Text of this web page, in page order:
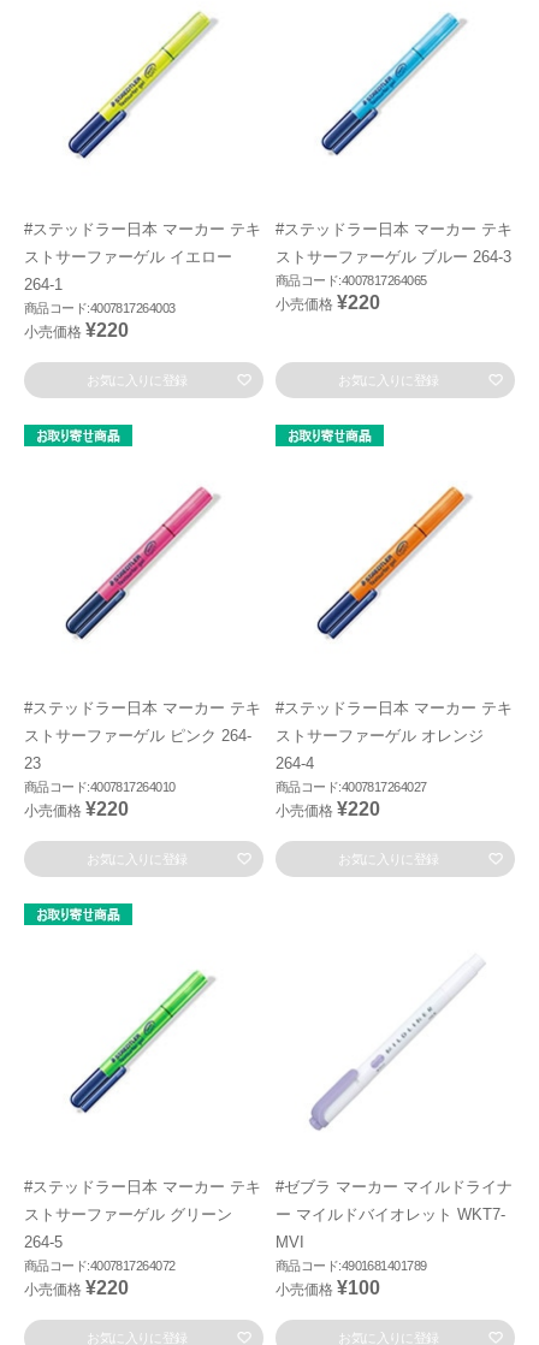
#ステッドラー日本 マーカー テキ
ストサーファーゲル イエロー
264-1
商品コード:4007817264003
小売価格 ¥220
お気に入りに登録
#ステッドラー日本 マーカー テキ
ストサーファーゲル ブルー 264-3
商品コード:4007817264065
小売価格 ¥220
お気に入りに登録
#ステッドラー日本 マーカー テキ
ストサーファーゲル ピンク 264-
23
商品コード:4007817264010
小売価格 ¥220
お気に入りに登録
#ステッドラー日本 マーカー テキ
ストサーファーゲル オレンジ
264-4
商品コード:4007817264027
小売価格 ¥220
お気に入りに登録
#ステッドラー日本 マーカー テキ
ストサーファーゲル グリーン
264-5
商品コード:4007817264072
小売価格 ¥220
お気に入りに登録
#ゼブラ マーカー マイルドライナ
ー マイルドバイオレット WKT7-
MVI
商品コード:4901681401789
小売価格 ¥100
お気に入りに登録